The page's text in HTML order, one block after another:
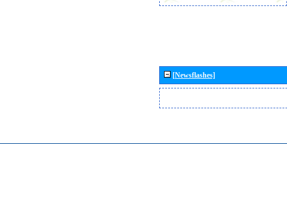
[Newsflashes]